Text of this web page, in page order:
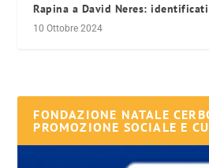
Rapina a David Neres:
10 Ottobre 2024
FONDAZIONE NATALE
PROMOZIONE SOCIALE E